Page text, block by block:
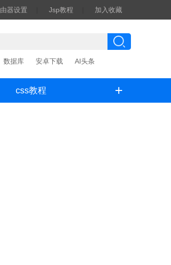
器设置 Jsp教程 加入收藏
数据库 安卓下载 AI头条
css教程 +